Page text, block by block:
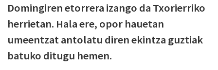
Domingiren etorrera izango da Txorierriko
herrietan. Hala ere, opor hauetan
umeentzat antolatu diren ekintza guztiak
batuko ditugu hemen.